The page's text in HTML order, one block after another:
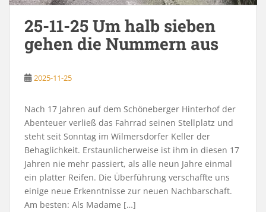
25-11-25 Um halb sieben
gehen die Nummern aus
2025-11-25
Nach 17 Jahren auf dem Schöneberger Hinterhof der
Abenteuer verließ das Fahrrad seinen Stellplatz und
steht seit Sonntag im Wilmersdorfer Keller der
Behaglichkeit. Erstaunlicherweise ist ihm in diesen 17
Jahren nie mehr passiert, als alle neun Jahre einmal
ein platter Reifen. Die Überführung verschaffte uns
einige neue Erkenntnisse zur neuen Nachbarschaft.
Am besten: Als Madame […]